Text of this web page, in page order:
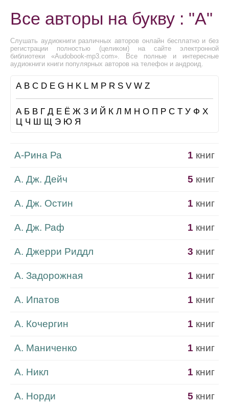
Все авторы на букву : "А"
Слушать аудиокниги различных авторов онлайн бесплатно и без
регистрации полностью (целиком) на сайте электронной
библиотеки «Audobook-mp3.com». Все полные и интересные
аудиокниги книги популярных авторов на телефон и андроид.
A B C D E G H K L M P R S V W Z
А Б В Г Д Е Ё Ж З И Й К Л М Н О П Р С Т У Ф Х
Ц Ч Ш Щ Э Ю Я
А-Рина Ра 1 книг
А. Дж. Дейч 5 книг
А. Дж. Остин 1 книг
А. Дж. Раф 1 книг
А. Джерри Риддл 3 книг
А. Задорожная 1 книг
А. Ипатов 1 книг
А. Кочергин 1 книг
А. Маниченко 1 книг
А. Никл 1 книг
А. Норди 5 книг